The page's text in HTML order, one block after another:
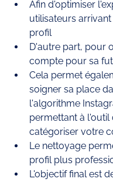
Afin d'optimiser
utilisateurs
profil
D'autre part, pour
compte pour sa
Cela permet
soigner sa place
l'algorithme
permettant à l'outil
catégoriser votre
Le nettoyage
profil plus
L'objectif final est